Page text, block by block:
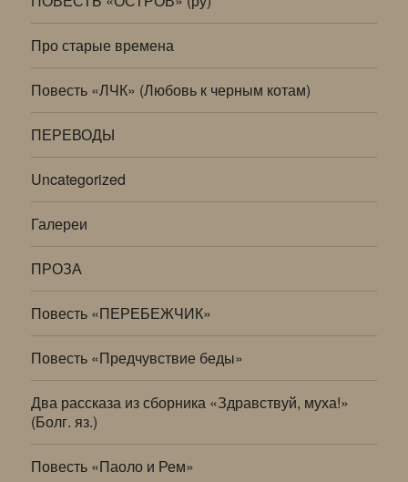
Про старые времена
Повесть «ЛЧК» (Любовь к черным котам)
ПЕРЕВОДЫ
Uncategorized
Галереи
ПРОЗА
Повесть «ПЕРЕБЕЖЧИК»
Повесть «Предчувствие беды»
Два рассказа из сборника «Здравствуй, муха!»
(Болг. яз.)
Повесть «Паоло и Рем»